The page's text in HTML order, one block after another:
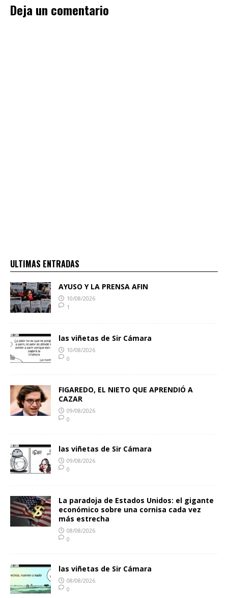
Deja un comentario
ULTIMAS ENTRADAS
AYUSO Y LA PRENSA AFIN
10/08/2026
1
las viñetas de Sir Cámara
10/08/2026
0
FIGAREDO, EL NIETO QUE APRENDIÓ A
CAZAR
09/08/2026
0
las viñetas de Sir Cámara
09/08/2026
0
La paradoja de Estados Unidos: el gigante
económico sobre una cornisa cada vez
más estrecha
08/08/2026
0
las viñetas de Sir Cámara
08/08/2026
0